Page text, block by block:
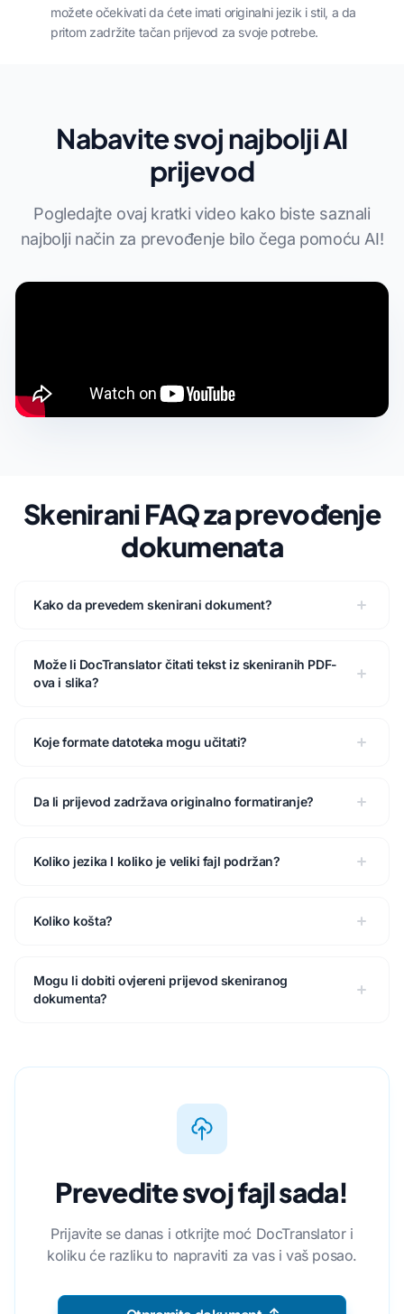
možete očekivati da ćete imati originalni jezik i stil, a da
pritom zadržite tačan prijevod za svoje potrebe.
Nabavite svoj najbolji AI
prijevod
Pogledajte ovaj kratki video kako biste saznali
najbolji način za prevođenje bilo čega pomoću AI!
Skenirani FAQ za prevođenje
dokumenata
Kako da prevedem skenirani dokument?
Može li DocTranslator čitati tekst iz skeniranih PDF-
ova i slika?
Koje formate datoteka mogu učitati?
Da li prijevod zadržava originalno formatiranje?
Koliko jezika I koliko je veliki fajl podržan?
Koliko košta?
Mogu li dobiti ovjereni prijevod skeniranog
dokumenta?
Prevedite svoj fajl sada!
Prijavite se danas i otkrijte moć DocTranslator i
koliku će razliku to napraviti za vas i vaš posao.